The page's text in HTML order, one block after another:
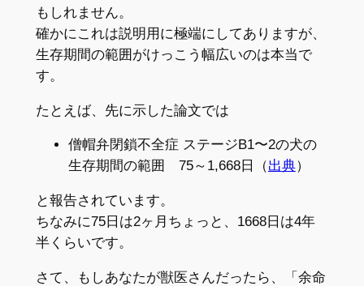
もしれません。
確かにこれは説明用に極端にしてありますが、
生存期間の範囲がけっこう幅広いのは本当で
す。
たとえば、先に示した論文では
僧帽弁閉鎖不全症 ステージB1〜2の犬の
生存期間の範囲 75～1,668日（出典）
と報告されています。
ちなみに75日は2ヶ月ちょっと、1668日は4年
半くらいです。
さて、もしあなたが獣医さんだったら、「余命